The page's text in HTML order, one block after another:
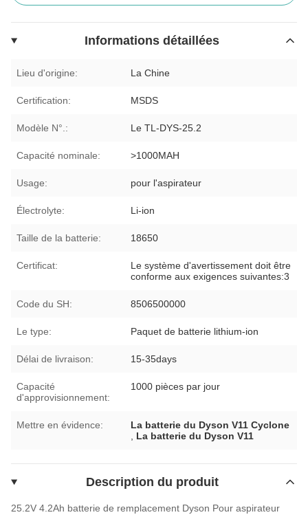
Informations détaillées
Lieu d'origine: La Chine
Certification: MSDS
Modèle N°.: Le TL-DYS-25.2
Capacité nominale: >1000MAH
Usage: pour l'aspirateur
Électrolyte: Li-ion
Taille de la batterie: 18650
Certificat:
Le système d'avertissement doit être
conforme aux exigences suivantes:3
Code du SH: 8506500000
Le type: Paquet de batterie lithium-ion
Délai de livraison: 15-35days
Capacité
d'approvisionnement:
1000 pièces par jour
Mettre en évidence:
La batterie du Dyson V11 Cyclone
La batterie du Dyson V11
Description du produit
25.2V 4.2Ah batterie de remplacement Dyson Pour aspirateur